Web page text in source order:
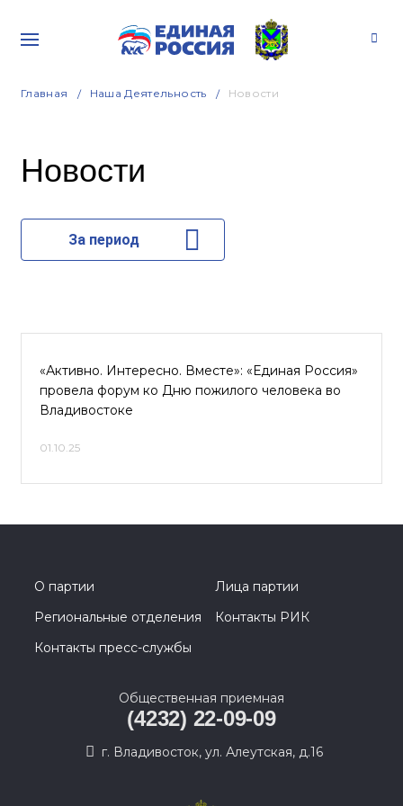
Главная Наша Деятельность Новости
Новости
За период
«Активно. Интересно. Вместе»: «Единая Россия»
провела форум ко Дню пожилого человека во
Владивостоке
01.10.25
О партии
Лица партии
Региональные отделения
Контакты РИК
Контакты пресс-службы
Общественная приемная
(4232) 22-09-09
г. Владивосток, ул. Алеутская, д.16